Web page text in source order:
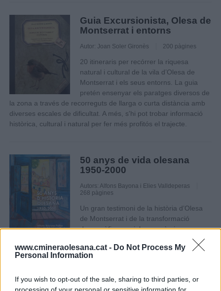
www.cmineraolesana.cat - Do Not Process My
Personal Information
If you wish to opt-out of the sale, sharing to third parties, or
processing of your personal or sensitive information for
Guia Excursionista, Olesa de
Montserrat i entorns
Autor: Joan Soler Gironès 200 pàgines
20 itineraris per recórrer la riquesa
natural i cultural de la vila d’Olesa de
Montserrat i els seus entorns. La guia
pretén ensenyar els paratges diversos de
la zona a través de recorreguts de llarga o curta distància amb
diverses escales de dificultat. A més, s'hi pot trobar informació
històrica, cultural i natural per fer més profitós el trajecte.
50 anys de vida olesana
1950-2000
Autors: Alfons Bayona i Elies Valldeperas
268 pàgines
Un gran testimoni de la història d’Olesa
de Montserrat i de la transformació
demogràfica, social o econòmica que va